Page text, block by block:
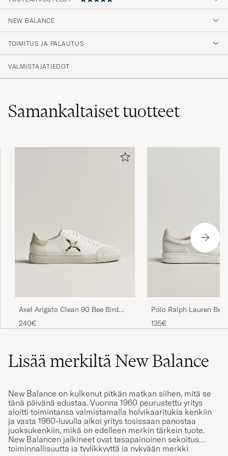
Fine og svært behagelige.
HENRIK H
OSTETTU OSOITTEESSA CAREOFCARL.NO
NEW BALANCE
TOIMITUS JA PALAUTUS
VALMISTAJATIEDOT
Samankaltaisettuotteet
Axel Arigato Clean 90 Bee Bird
Sneaker White/Beige
240€
Polo Ralph Lauren
Leather/Suede
135€
Lisää merkiltä New Balance
New Balance on kulkenut pitkän matkan siihen, mitä se
tänä päivänä edustaa. Vuonna 1960 peurustettu yritys
aloitti toimintansa valmistamalla holvikaaritukia kenkiin
ja vasta 1960-luvulla alkoi yritys tosissaan panostaa
juoksukenkiin, mikä on edelleen merkin tärkein tuote.
New Balancen jalkineet ovat tasapainoinen sekoitus
toiminnallisuutta ja tyylikkyyttä ja nykyään merkki